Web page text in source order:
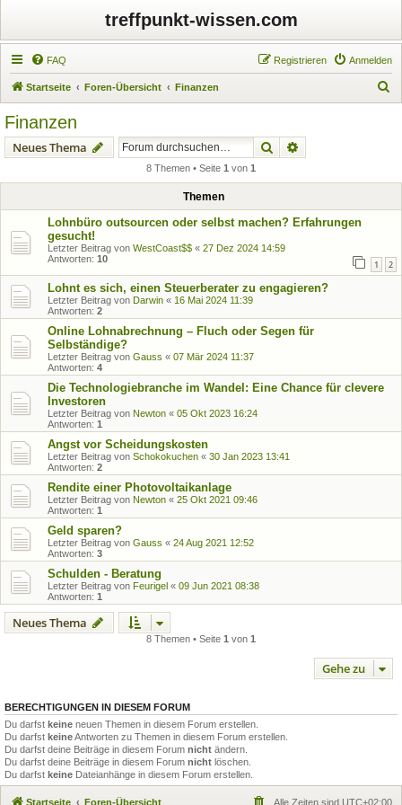
treffpunkt-wissen.com
FAQ Anmelden
Registrieren
Startseite Foren-Übersicht Finanzen
Finanzen
Neues Thema Suche
8 Themen • Seite 1 von 1
Themen
Lohnbüro outsourcen oder selbst machen? Erfahrungen
gesucht!
Letzter Beitrag von WestCoast$$ « 27 Dez 2024 14:59
Antworten: 10 1 2
Lohnt es sich, einen Steuerberater zu engagieren?
Letzter Beitrag von Darwin « 16 Mai 2024 11:39
Antworten: 2
Online Lohnabrechnung – Fluch oder Segen für
Selbständige?
Letzter Beitrag von Gauss « 07 Mär 2024 11:37
Antworten: 4
Die Technologiebranche im Wandel: Eine Chance für clevere
Investoren
Letzter Beitrag von Newton « 05 Okt 2023 16:24
Antworten: 1
Angst vor Scheidungskosten
Letzter Beitrag von Schokokuchen « 30 Jan 2023 13:41
Antworten: 2
Rendite einer Photovoltaikanlage
Letzter Beitrag von Newton « 25 Okt 2021 09:46
Antworten: 1
Geld sparen?
Letzter Beitrag von Gauss « 24 Aug 2021 12:52
Antworten: 3
Schulden - Beratung
Letzter Beitrag von Feurigel « 09 Jun 2021 08:38
Antworten: 1
Neues Thema
8 Themen • Seite 1 von 1
Gehe zu
BERECHTIGUNGEN IN DIESEM FORUM
Du darfst keine neuen Themen in diesem Forum erstellen.
Du darfst keineAntworten zu Themen in diesem Forum erstellen.
Du darfst deine Beiträge in diesem Forum nicht ändern.
Du darfst deine Beiträge in diesem Forum nicht löschen.
Du darfst keine Dateianhänge in diesem Forum erstellen.
Startseite Foren-Übersicht Alle Zeiten sind UTC+02:00